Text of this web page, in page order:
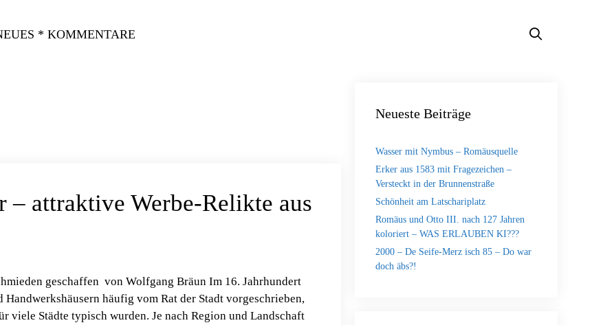
* KOMMENTARE
attraktive Werbe-Relikte aus
geschaffen von Wolfgang Bräun Im 16. Jahrhundert
häufig vom Rat der Stadt vorgeschrieben,
viele Städte typisch wurden. Je nach Region und Landschaft
Neueste Beiträge
Wasser mit Nymbus – Romäusquelle
Erker aus 1583 mit Fragezeichen –
Versteckt in der Brunnenstraße
Schönheit am Latschariplatz
Romäus und Otto III. nach 127 Jahren
koloriert – WAS ERLAUBEN KI???
2000 – De Seife-Merz isch 85 – Do war
doch äbs?!